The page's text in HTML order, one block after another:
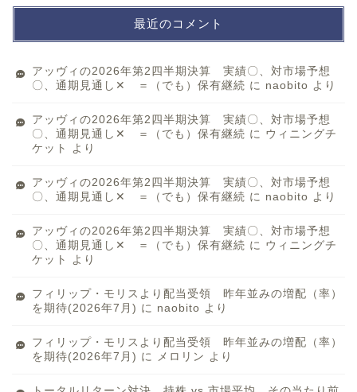
最近のコメント
アッヴィの2026年第2四半期決算 実績〇、対市場予想
〇、通期見通し✕ ＝（でも）保有継続 に naobito より
アッヴィの2026年第2四半期決算 実績〇、対市場予想
〇、通期見通し✕ ＝（でも）保有継続 に ウィニングチ
ケット
より
アッヴィの2026年第2四半期決算 実績〇、対市場予想
〇、通期見通し✕ ＝（でも）保有継続 に naobito より
アッヴィの2026年第2四半期決算 実績〇、対市場予想
〇、通期見通し✕ ＝（でも）保有継続 に ウィニングチ
ケット
より
フィリップ・モリスより配当受領 昨年並みの増配（率）
を期待(2026年7月) に naobito より
フィリップ・モリスより配当受領 昨年並みの増配（率）
を期待(2026年7月) に メロリン より